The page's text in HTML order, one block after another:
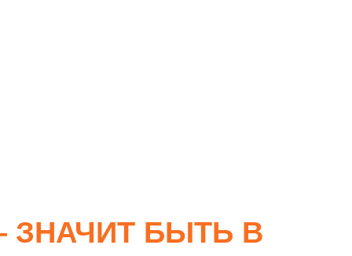
ЗНАЧИТ БЫТЬ В